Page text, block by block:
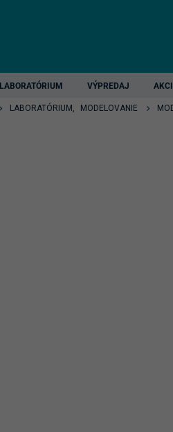
LABORATÓRIUM VÝPREDAJ
LABORATÓRIUM , MODELOVANIE